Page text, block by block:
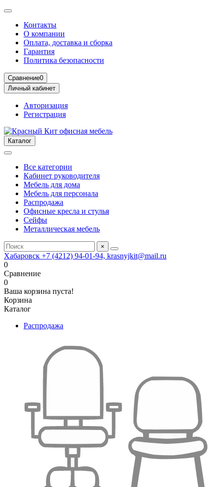
Контакты
О компании
Оплата, доставка и сборка
Гарантия
Политика безопасности
Сравнение0
Личный кабинет
Авторизация
Регистрация
Каталог
Все категории
Кабинет руководителя
Мебель для дома
Мебель для персонала
Распродажа
Офисные кресла и стулья
Сейфы
Металлическая мебель
×
Хабаровск +7 (4212) 94-01-94, krasnyjkit@mail.ru
0
Сравнение
0
Ваша корзина пуста!
Корзина
Каталог
Распродажа